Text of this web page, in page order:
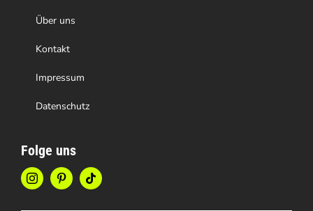
Über uns
Kontakt
Impressum
Datenschutz
Folge uns